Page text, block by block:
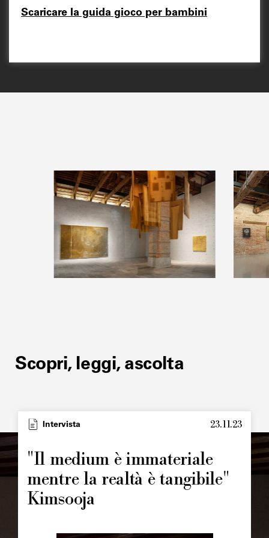
Scaricare la guida gioco per bambini
Scopri, leggi, ascolta
Intervista 23.11.23
"Il medium è immateriale
mentre la realtà è tangibile"
Kimsooja